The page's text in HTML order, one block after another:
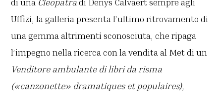
Uffizi, la galleria presenta l’ultimo ritrovamento di
una gemma altrimenti sconosciuta, che ripaga
l’impegno nella ricerca con la vendita al Met di un
Venditore ambulante di libri da risma
(«canzonette» dramatiques et populaires),